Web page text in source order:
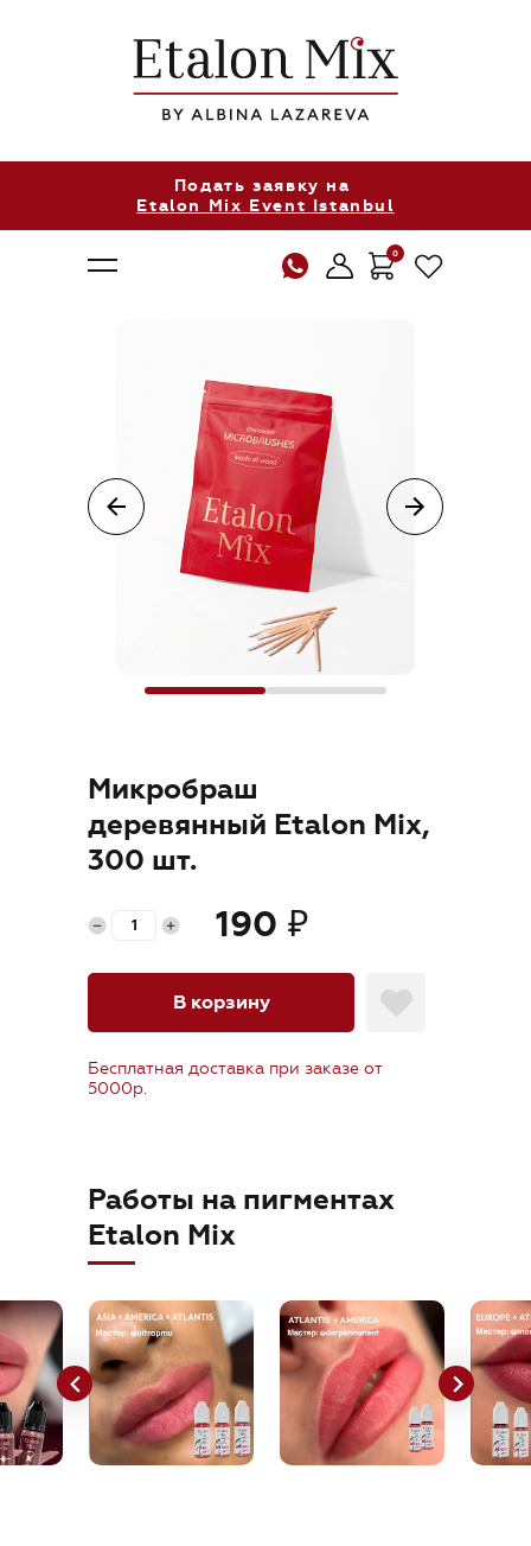
Подать заявку на
Etalon Mix Event Istanbul
0
О нас
Продукция
Где купить
Обучение
Блог
Контакты
orders@etalonmix.com
Микробраш
деревянный Etalon Mix,
300 шт.
190 ₽
В корзину
Бесплатная доставка при заказе от
5000р.
Работы на пигментах
Etalon Mix